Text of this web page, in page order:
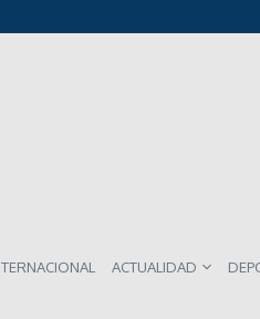
para 2026: Así será el impacto
ACTUALIDAD